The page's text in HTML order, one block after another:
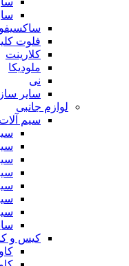
فلوت
کلارینت
ملودیکا
نی
سایر
لوازم جانبی
سیم آلات
کیس و